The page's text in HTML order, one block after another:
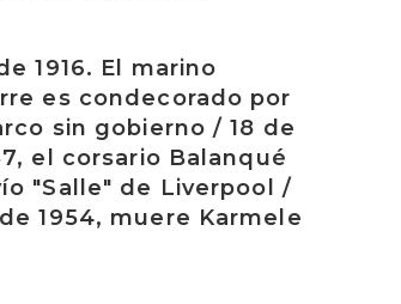
1916. El marino
es condecorado por
sin gobierno / 18 de
el corsario Balanqué
"Salle" de Liverpool /
1954, muere Karmele